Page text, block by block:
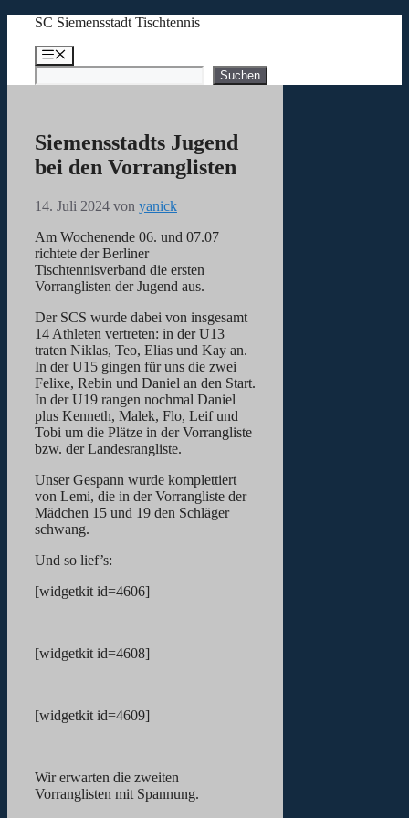
springen
SC Siemensstadt Tischtennis
Menü
Suchen Suchen
Siemensstadts Jugend
bei den Vorranglisten
14. Juli 2024 von yanick
Am Wochenende 06. und 07.07
richtete der Berliner
Tischtennisverband die ersten
Vorranglisten der Jugend aus.
Der SCS wurde dabei von insgesamt
14 Athleten vertreten: in der U13
traten Niklas, Teo, Elias und Kay an.
In der U15 gingen für uns die zwei
Felixe, Rebin und Daniel an den Start.
In der U19 rangen nochmal Daniel
plus Kenneth, Malek, Flo, Leif und
Tobi um die Plätze in der Vorrangliste
bzw. der Landesrangliste.
Unser Gespann wurde komplettiert
von Lemi, die in der Vorrangliste der
Mädchen 15 und 19 den Schläger
schwang.
Und so lief’s:
[widgetkit id=4606]
[widgetkit id=4608]
[widgetkit id=4609]
Wir erwarten die zweiten
Vorranglisten mit Spannung.